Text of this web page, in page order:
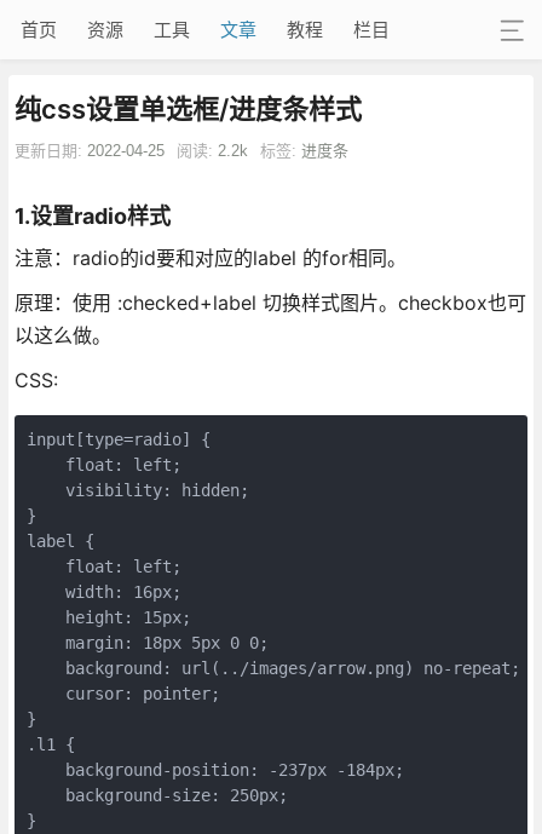
首页 资源 工具 文章 教程 栏目
纯css设置单选框/进度条样式
更新日期: 2022-04-25 阅读: 2.2k 标签: 进度条
1.设置radio样式
注意：radio的id要和对应的label 的for相同。
原理：使用 :checked+label 切换样式图片。checkbox也可
以这么做。
CSS:
input[type=radio] {
    float: left;
    visibility: hidden;
}
label {
    float: left;
    width: 16px;
    height: 15px;
    margin: 18px 5px 0 0;
    background: url(../images/arrow.png) no-repeat;
    cursor: pointer;
}
.l1 {
    background-position: -237px -184px;
    background-size: 250px;
}